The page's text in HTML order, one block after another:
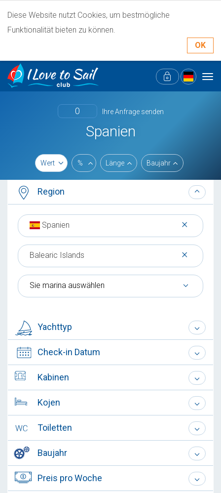
Diese Website nutzt Cookies, um bestmögliche
Funktionalität bieten zu können.
OK
0 Ihre Anfrage senden
Spanien
Wert % Länge Baujahr
Region
×
Spanien
×
Balearic Islands
Sie marina auswählen
Yachttyp
Check-in Datum
Kabinen
Kojen
Toiletten
Baujahr
Preis pro Woche